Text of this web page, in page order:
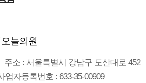
늘의원
주소 : 서울특별시 강남구 도산대로 452
업자등록번호 : 633-35-00909